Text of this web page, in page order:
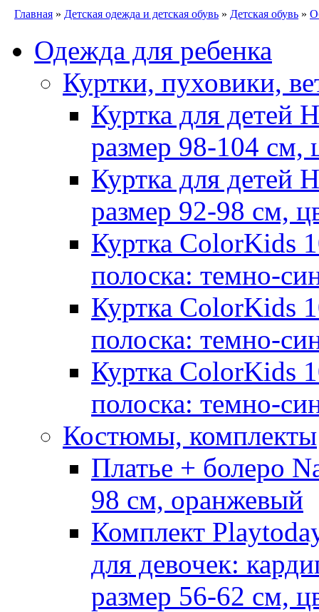
Главная » Детская одежда и детская обувь » Детская обувь »
Одежда для ребенка
Куртки, пуховики,
Куртка для детей
размер 98-104 см,
Куртка для детей
размер 92-98 см,
Куртка ColorKids
полоска: темно-
Куртка ColorKids
полоска: темно-
Куртка ColorKids
полоска: темно-
Костюмы, комплекты
Платье + болеро
98 см, оранжевый
Комплект
для девочек:
размер 56-62 см,